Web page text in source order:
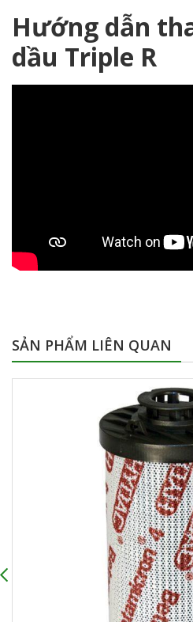
Hướng dẫn
dầu Triple R
SẢN PHẨM LIÊN QUAN